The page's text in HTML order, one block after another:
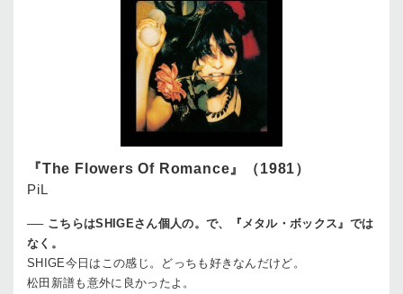
『The Flowers Of Romance』（1981）
PiL
── こちらはSHIGEさん個人の。で、『メタル・ボックス』では
なく。
SHIGE今日はこの感じ。どっちも好きなんだけど。
松田 新譜も意外に良かったよ。